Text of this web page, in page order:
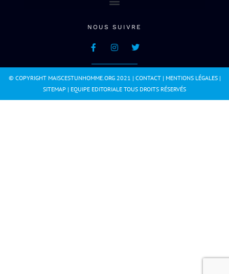
NOUS SUIVRE
© COPYRIGHT MAISCESTUNHOMME.ORG 2021 | CONTACT| MENTIONS LÉGALES|
SITEMAP | EQUIPE EDITORIALE TOUS DROITS RÉSERVÉS